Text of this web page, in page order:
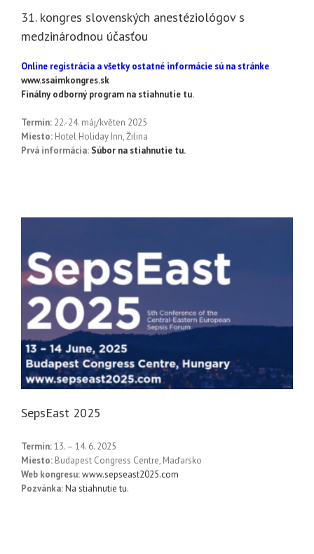
31. kongres slovenských anestéziológov s
medzinárodnou účasťou
Online registrácia a všetky ostatné informácie sú na stránke
www.ssaimkongres.sk
Finálny odborný program na stiahnutie tu.
Termín: 22.-24. máj/květen 2025
Miesto: Hotel Holiday Inn, Žilina
Prvá informácia: Súbor na stiahnutie tu.
SepsEast 2025
Termín:13. – 14. 6. 2025
Miesto: Budapest Congress Centre, Maďarsko
Web kongresu:www.sepseast2025.com
Pozvánka:Na stiahnutie tu.